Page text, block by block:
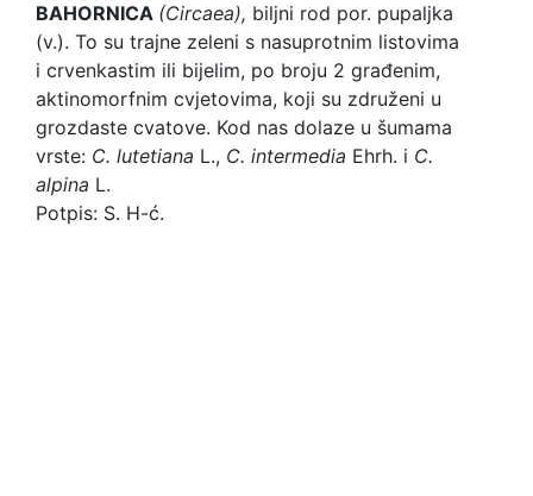
BAHORNICA (Circaea), biljni rod por. pupaljka
(v.). To su trajne zeleni s nasuprotnim listovima
i crvenkastim ili bijelim, po broju 2 građenim,
aktinomorfnim cvjetovima, koji su združeni u
grozdaste cvatove. Kod nas dolaze u šumama
vrste: C. lutetiana L., C. intermedia Ehrh. i C.
alpina L.
Potpis: S. H-ć.